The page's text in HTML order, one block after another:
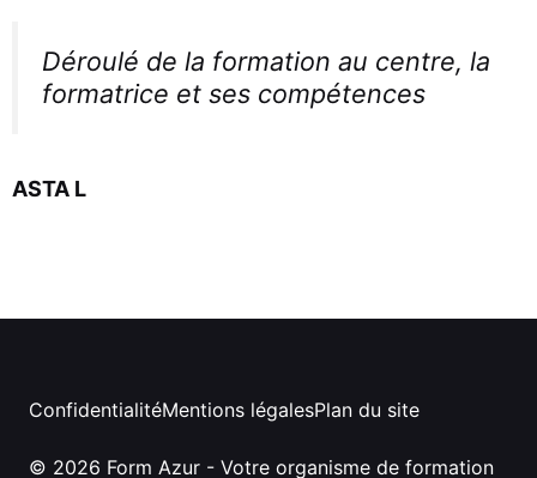
Déroulé de la formation au centre, la
formatrice et ses compétences
ASTA L
© 2026 Form Azur - Votre organisme de formation
ConfidentialitéMentions légalesPlan du site